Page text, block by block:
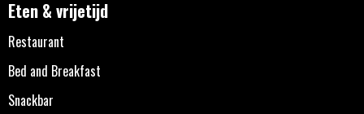
Eten & vrijetijd
Restaurant
Bed and Breakfast
Snackbar